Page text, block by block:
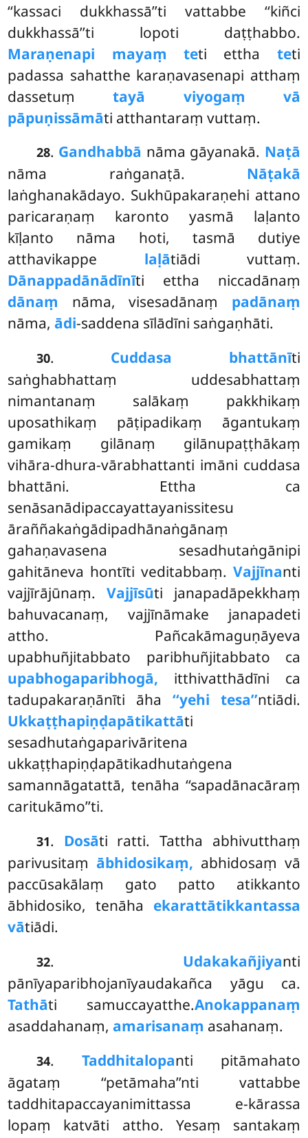
‘‘kassaci dukkhassā’’ti vattabbe ‘‘kiñci
dukkhassā’’ti lopoti daṭṭhabbo.
Maraṇenapi mayaṃ teti ettha teti
padassa sahatthe karaṇavasenapi atthaṃ
dassetuṃtayā viyogaṃ vā
pāpuṇissāmāti atthantaraṃ vuttaṃ.
28. Gandhabbā nāma gāyanakā. Naṭā
nāma raṅganaṭā. Nāṭakā
laṅghanakādayo. Sukhūpakaraṇehi attano
paricaraṇaṃ karonto yasmā laḷanto
kīḷanto nāma hoti, tasmā dutiye
atthavikappe laḷātiādi vuttaṃ.
Dānappadānādīnīti ettha niccadānaṃ
dānaṃ nāma, visesadānaṃ padānaṃ
nāma, ādi-saddena sīlādīni saṅgaṇhāti.
30. Cuddasa bhattānīti
saṅghabhattaṃ uddesabhattaṃ
nimantanaṃ salākaṃ pakkhikaṃ
uposathikaṃ pāṭipadikaṃ āgantukaṃ
gamikaṃ gilānaṃ gilānupaṭṭhākaṃ
vihāra-dhura-vārabhattanti imāni cuddasa
bhattāni. Ettha ca
senāsanādipaccayattayanissitesu
āraññakaṅgādipadhānaṅgānaṃ
gahaṇavasena sesadhutaṅgānipi
gahitāneva hontīti veditabbaṃ. Vajjīnanti
vajjīrājūnaṃ. Vajjīsūti janapadāpekkhaṃ
bahuvacanaṃ, vajjīnāmake janapadeti
attho. Pañcakāmaguṇāyeva
upabhuñjitabbato paribhuñjitabbato ca
upabhogaparibhogā, itthivatthādīni ca
tadupakaraṇānīti āha ‘‘yehi tesa’’ntiādi.
Ukkaṭṭhapiṇḍapātikattāti
sesadhutaṅgaparivāritena
ukkaṭṭhapiṇḍapātikadhutaṅgena
samannāgatattā, tenāha ‘‘sapadānacāraṃ
caritukāmo’’ti.
31. Dosāti ratti. Tattha abhivutthaṃ
parivusitaṃ ābhidosikaṃ, abhidosaṃ vā
paccūsakālaṃ gato patto atikkanto
ābhidosiko, tenāha ekarattātikkantassa
vātiādi.
32. Udakakañjiyanti
pānīyaparibhojanīyaudakañca yāgu ca.
Tathāti samuccayatthe.Anokappanaṃ
asaddahanaṃ, amarisanaṃ asahanaṃ.
34. Taddhitalopanti pitāmahato
āgataṃ ‘‘petāmaha’’nti vattabbe
taddhitapaccayanimittassa e-kārassa
lopaṃ katvāti attho. Yesaṃ santakaṃ